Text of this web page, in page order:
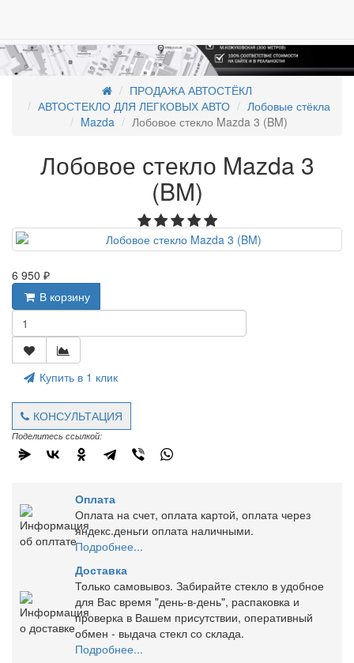
ПРОДАЖА АВТОСТЁКЛ
АВТОСТЕКЛО ДЛЯ ЛЕГКОВЫХ АВТО
Лобовые стёкла
Mazda
Лобовое стекло Mazda 3 (BM)
Лобовое стекло Mazda 3
(BM)
6 950 ₽
В корзину
Купить в 1 клик
КОНСУЛЬТАЦИЯ
Поделитесь ссылкой:
Оплата
Оплата на счет, оплата картой, оплата через
яндекс.деньги оплата наличными.
Подробнее...
Доставка
Только самовывоз. Забирайте стекло в удобное
для Вас время "день-в-день", распаковка и
проверка в Вашем присутствии, оперативный
обмен - выдача стекл со склада.
Подробнее...